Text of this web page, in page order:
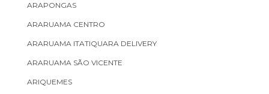
ARAPONGAS
ARARUAMA CENTRO
ARARUAMA ITATIQUARA DELIVERY
ARARUAMA SÃO VICENTE
ARIQUEMES